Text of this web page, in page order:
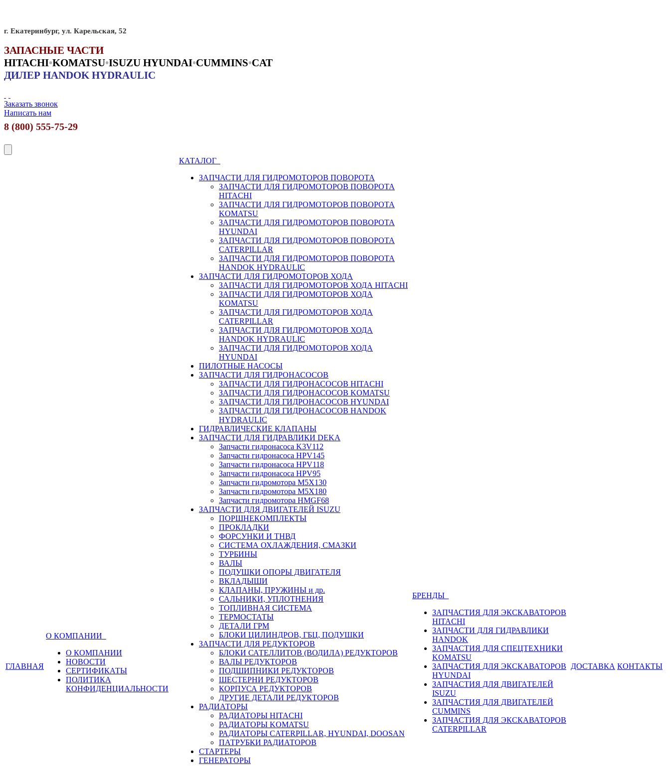
г. Екатеринбург, ул. Карельская, 52
ЗАПАСНЫЕ ЧАСТИ
HITACHI•KOMATSU•ISUZU HYUNDAI•CUMMINS•CAT
ДИЛЕР HANDOK HYDRAULIC
Заказать звонок
Написать нам
8 (800) 555-75-29
ГЛАВНАЯ
О КОМПАНИИ
О КОМПАНИИ
НОВОСТИ
СЕРТИФИКАТЫ
ПОЛИТИКА
КОНФИДЕНЦИАЛЬНОСТИ
КАТАЛОГ
ЗАПЧАСТИ ДЛЯ ГИДРОМОТОРОВ ПОВОРОТА
ЗАПЧАСТИ ДЛЯ ГИДРОМОТОРОВ ПОВОРОТА
HITACHI
ЗАПЧАСТИ ДЛЯ ГИДРОМОТОРОВ ПОВОРОТА
KOMATSU
ЗАПЧАСТИ ДЛЯ ГИДРОМОТОРОВ ПОВОРОТА
HYUNDAI
ЗАПЧАСТИ ДЛЯ ГИДРОМОТОРОВ ПОВОРОТА
CATERPILLAR
ЗАПЧАСТИ ДЛЯ ГИДРОМОТОРОВ ПОВОРОТА
HANDOK HYDRAULIC
ЗАПЧАСТИ ДЛЯ ГИДРОМОТОРОВ ХОДА
ЗАПЧАСТИ ДЛЯ ГИДРОМОТОРОВ ХОДА HITACHI
ЗАПЧАСТИ ДЛЯ ГИДРОМОТОРОВ ХОДА
KOMATSU
ЗАПЧАСТИ ДЛЯ ГИДРОМОТОРОВ ХОДА
CATERPILLAR
ЗАПЧАСТИ ДЛЯ ГИДРОМОТОРОВ ХОДА
HANDOK HYDRAULIC
ЗАПЧАСТИ ДЛЯ ГИДРОМОТОРОВ ХОДА
HYUNDAI
ПИЛОТНЫЕ НАСОСЫ
ЗАПЧАСТИ ДЛЯ ГИДРОНАСОСОВ
ЗАПЧАСТИ ДЛЯ ГИДРОНАСОСОВ HITACHI
ЗАПЧАСТИ ДЛЯ ГИДРОНАСОСОВ KOMATSU
ЗАПЧАСТИ ДЛЯ ГИДРОНАСОСОВ HYUNDAI
ЗАПЧАСТИ ДЛЯ ГИДРОНАСОСОВ HANDOK
HYDRAULIC
ГИДРАВЛИЧЕСКИЕ КЛАПАНЫ
ЗАПЧАСТИ ДЛЯ ГИДРАВЛИКИ DEKA
Запчасти гидронасоса K3V112
Запчасти гидронасоса HPV145
Запчасти гидронасоса HPV118
Запчасти гидронасоса HPV95
Запчасти гидромотора M5X130
Запчасти гидромотора M5X180
Запчасти гидромотора HMGF68
ЗАПЧАСТИ ДЛЯ ДВИГАТЕЛЕЙ ISUZU
ПОРШНЕКОМПЛЕКТЫ
ПРОКЛАДКИ
ФОРСУНКИ И ТНВД
СИСТЕМА ОХЛАЖДЕНИЯ, СМАЗКИ
ТУРБИНЫ
ВАЛЫ
ПОДУШКИ ОПОРЫ ДВИГАТЕЛЯ
ВКЛАДЫШИ
КЛАПАНЫ, ПРУЖИНЫ и др.
САЛЬНИКИ, УПЛОТНЕНИЯ
ТОПЛИВНАЯ СИСТЕМА
ТЕРМОСТАТЫ
ДЕТАЛИ ГРМ
БЛОКИ ЦИЛИНДРОВ, ГБЦ, ПОДУШКИ
ЗАПЧАСТИ ДЛЯ РЕДУКТОРОВ
БЛОКИ САТЕЛЛИТОВ (ВОДИЛА) РЕДУКТОРОВ
ВАЛЫ РЕДУКТОРОВ
ПОДШИПНИКИ РЕДУКТОРОВ
ШЕСТЕРНИ РЕДУКТОРОВ
КОРПУСА РЕДУКТОРОВ
ДРУГИЕ ДЕТАЛИ РЕДУКТОРОВ
РАДИАТОРЫ
РАДИАТОРЫ HITACHI
РАДИАТОРЫ KOMATSU
РАДИАТОРЫ CATERPILLAR, HYUNDAI, DOOSAN
ПАТРУБКИ РАДИАТОРОВ
СТАРТЕРЫ
ГЕНЕРАТОРЫ
БРЕНДЫ
ЗАПЧАСТИЯ ДЛЯ ЭКСКАВАТОРОВ
HITACHI
ЗАПЧАСТИ ДЛЯ ГИДРАВЛИКИ
HANDOK
ЗАПЧАСТИЯ ДЛЯ СПЕЦТЕХНИКИ
KOMATSU
ЗАПЧАСТИЯ ДЛЯ ЭКСКАВАТОРОВ
HYUNDAI
ЗАПЧАСТИЯ ДЛЯ ДВИГАТЕЛЕЙ
ISUZU
ЗАПЧАСТИЯ ДЛЯ ДВИГАТЕЛЕЙ
CUMMINS
ЗАПЧАСТИЯ ДЛЯ ЭКСКАВАТОРОВ
CATERPILLAR
ДОСТАВКА КОНТАКТЫ